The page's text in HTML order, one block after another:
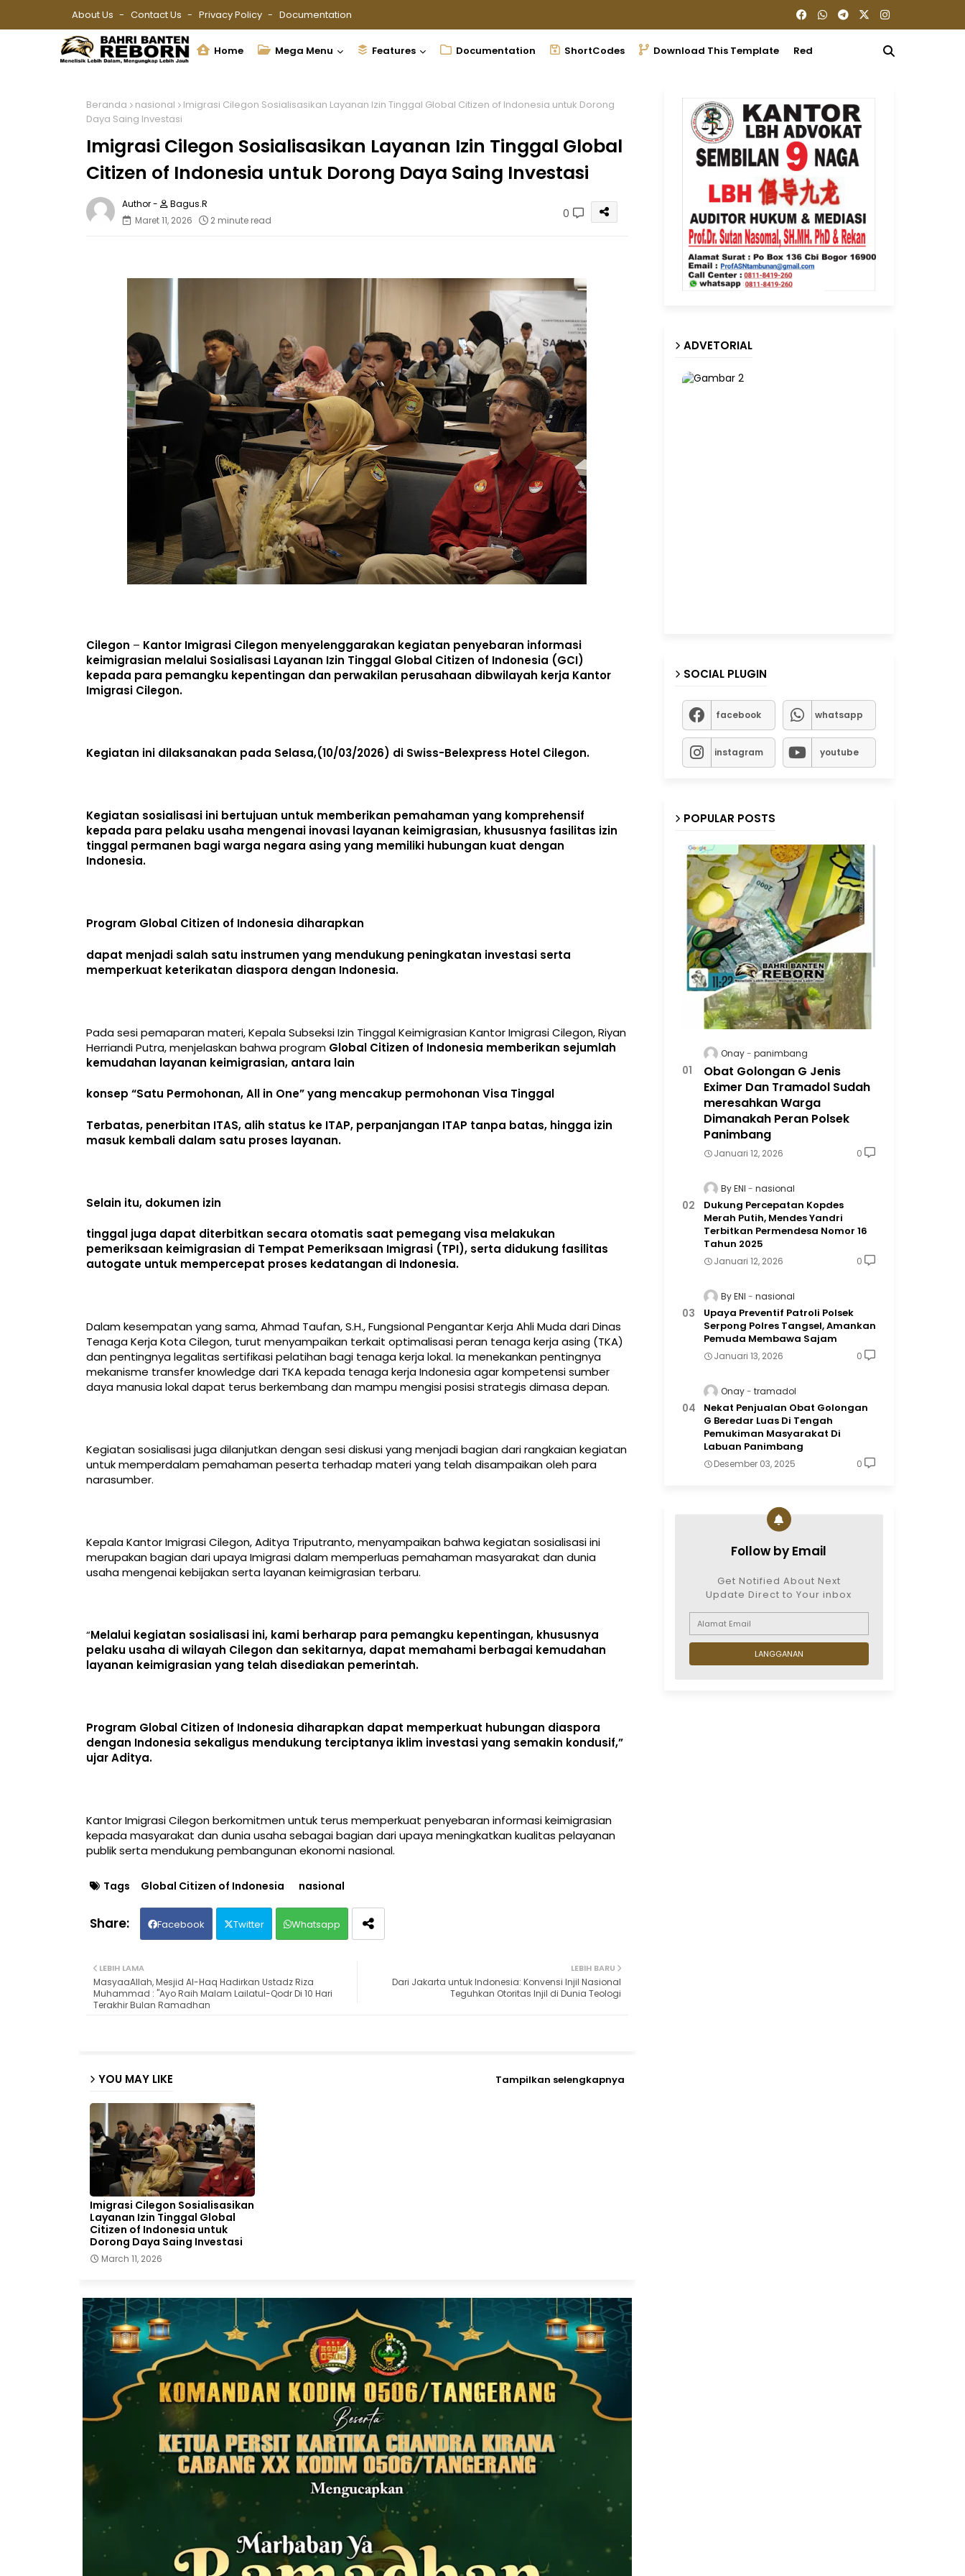
About Us Contact Us Privacy Policy Documentation
Home Mega Menu Features Documentation ShortCodes Download This Template Redaksi
Beranda nasional
Imigrasi Cilegon Sosialisasikan Layanan Izin Tinggal Global Citizen of Indonesia untuk Dorong
Daya Saing Investasi
Imigrasi Cilegon Sosialisasikan Layanan Izin Tinggal Global
Citizen of Indonesia untuk Dorong Daya Saing Investasi
Bagus.R
Maret 11, 2026
2 minute read 0
Cilegon – Kantor Imigrasi Cilegon menyelenggarakan kegiatan penyebaran informasi
keimigrasian melalui Sosialisasi Layanan Izin Tinggal Global Citizen of Indonesia (GCI)
kepada para pemangku kepentingan dan perwakilan perusahaan dibwilayah kerja Kantor
Imigrasi Cilegon.
Kegiatan ini dilaksanakan pada Selasa,(10/03/2026) di Swiss-Belexpress Hotel Cilegon.
Kegiatan sosialisasi ini bertujuan untuk memberikan pemahaman yang komprehensif
kepada para pelaku usaha mengenai inovasi layanan keimigrasian, khususnya fasilitas izin
tinggal permanen bagi warga negara asing yang memiliki hubungan kuat dengan
Indonesia.
Program Global Citizen of Indonesia diharapkan
dapat menjadi salah satu instrumen yang mendukung peningkatan investasi serta
memperkuat keterikatan diaspora dengan Indonesia.
Pada sesi pemaparan materi, Kepala Subseksi Izin Tinggal Keimigrasian Kantor Imigrasi Cilegon, Riyan
Herriandi Putra, menjelaskan bahwa program Global Citizen of Indonesia memberikan sejumlah
kemudahan layanan keimigrasian, antara lain
konsep “Satu Permohonan, All in One” yang mencakup permohonan Visa Tinggal
Terbatas, penerbitan ITAS, alih status ke ITAP, perpanjangan ITAP tanpa batas, hingga izin
masuk kembali dalam satu proses layanan.
Selain itu, dokumen izin
tinggal juga dapat diterbitkan secara otomatis saat pemegang visa melakukan
pemeriksaan keimigrasian di Tempat Pemeriksaan Imigrasi (TPI), serta didukung fasilitas
autogate untuk mempercepat proses kedatangan di Indonesia.
Dalam kesempatan yang sama, Ahmad Taufan, S.H., Fungsional Pengantar Kerja Ahli Muda dari Dinas
Tenaga Kerja Kota Cilegon, turut menyampaikan terkait optimalisasi peran tenaga kerja asing (TKA)
dan pentingnya legalitas sertifikasi pelatihan bagi tenaga kerja lokal. Ia menekankan pentingnya
mekanisme transfer knowledge dari TKA kepada tenaga kerja Indonesia agar kompetensi sumber
daya manusia lokal dapat terus berkembang dan mampu mengisi posisi strategis dimasa depan.
Kegiatan sosialisasi juga dilanjutkan dengan sesi diskusi yang menjadi bagian dari rangkaian kegiatan
untuk memperdalam pemahaman peserta terhadap materi yang telah disampaikan oleh para
narasumber.
Kepala Kantor Imigrasi Cilegon, Aditya Triputranto, menyampaikan bahwa kegiatan sosialisasi ini
merupakan bagian dari upaya Imigrasi dalam memperluas pemahaman masyarakat dan dunia
usaha mengenai kebijakan serta layanan keimigrasian terbaru.
“Melalui kegiatan sosialisasi ini, kami berharap para pemangku kepentingan, khususnya
pelaku usaha di wilayah Cilegon dan sekitarnya, dapat memahami berbagai kemudahan
layanan keimigrasian yang telah disediakan pemerintah.
Program Global Citizen of Indonesia diharapkan dapat memperkuat hubungan diaspora
dengan Indonesia sekaligus mendukung terciptanya iklim investasi yang semakin kondusif,”
ujar Aditya.
Kantor Imigrasi Cilegon berkomitmen untuk terus memperkuat penyebaran informasi keimigrasian
kepada masyarakat dan dunia usaha sebagai bagian dari upaya meningkatkan kualitas pelayanan
publik serta mendukung pembangunan ekonomi nasional.
Tags Global Citizen of Indonesia nasional
Facebook Twitter Whatsapp
LEBIH BARU
Dari Jakarta untuk Indonesia: Konvensi Injil Nasional
Teguhkan Otoritas Injil di Dunia Teologi
LEBIH LAMA
MasyaaAllah, Mesjid Al-Haq Hadirkan Ustadz Riza
Muhammad : "Ayo Raih Malam Lailatul-Qodr Di 10 Hari
Terakhir Bulan Ramadhan
YOU MAY LIKE Tampilkan selengkapnya
Imigrasi Cilegon Sosialisasikan
Layanan Izin Tinggal Global
Citizen of Indonesia untuk
Dorong Daya Saing Investasi
March 11, 2026
ADVETORIAL
SOCIAL PLUGIN
facebook whatsapp
instagram youtube
POPULAR POSTS
Onay panimbang
Obat Golongan G Jenis
Eximer Dan Tramadol Sudah
meresahkan Warga
Dimanakah Peran Polsek
Panimbang
Januari 12, 2026 0
By ENI nasional
Dukung Percepatan Kopdes
Merah Putih, Mendes Yandri
Terbitkan Permendesa Nomor 16
Tahun 2025
Januari 12, 2026 0
By ENI nasional
Upaya Preventif Patroli Polsek
Serpong Polres Tangsel, Amankan
Pemuda Membawa Sajam
Januari 13, 2026 0
Onay tramadol
Nekat Penjualan Obat Golongan
G Beredar Luas Di Tengah
Pemukiman Masyarakat Di
Labuan Panimbang
Desember 03, 2025 0
Follow by Email
Get Notified About Next
Update Direct to Your inbox